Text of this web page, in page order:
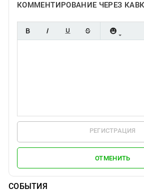
КОММЕНТИРОВАНИЕ ЧЕРЕЗ
РЕГИСТРАЦИЯ
ОТМЕНИТЬ
СОБЫТИЯ